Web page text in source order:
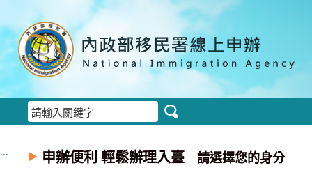
::: 申辦便利 輕鬆辦理入臺 請選擇您的身分